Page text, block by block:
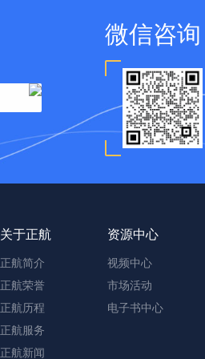
微信咨询
关于正航
正航简介
正航荣誉
正航历程
正航服务
正航新闻
资源中心
视频中心
市场活动
电子书中心